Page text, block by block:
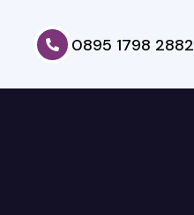
0895 1798 2882